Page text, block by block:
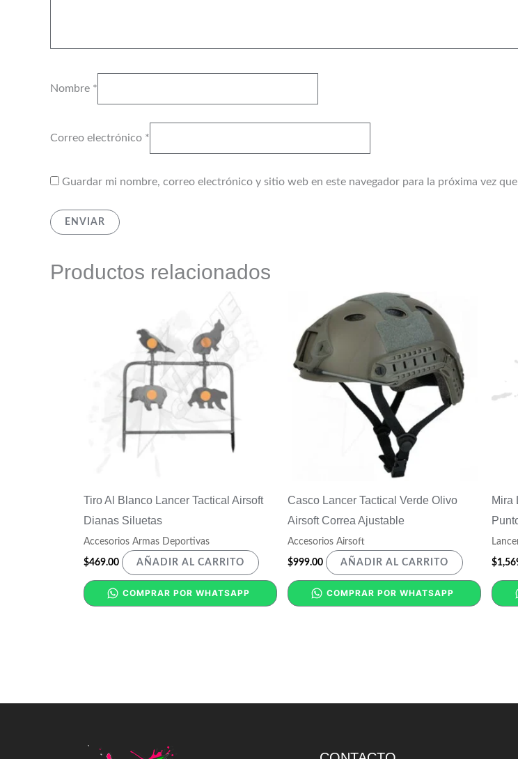
Nombre *
Correo electrónico *
Guardar mi nombre, correo electrónico y sitio web en este navegador para la próxima vez
Productos relacionados
Tiro Al Blanco Lancer Tactical Airsoft
Dianas Siluetas
Accesorios Armas Deportivas
$469.00 AÑADIR AL CARRITO
COMPRAR POR WHATSAPP
Casco Lancer Tactical Verde Olivo
Airsoft Correa Ajustable
Accesorios Airsoft
$999.00 AÑADIR AL CARRITO
COMPRAR POR WHATSAPP
Mira
$